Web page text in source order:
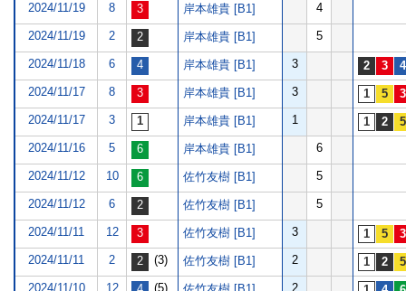
2024/11/19 8 岸本雄貴 [B1] 4
2024/11/19 2 岸本雄貴 [B1] 5
2024/11/18 6 岸本雄貴 [B1] 3
2024/11/17 8 岸本雄貴 [B1] 3
2024/11/17 3 岸本雄貴 [B1] 1
2024/11/16 5 岸本雄貴 [B1] 6
2024/11/12 10 佐竹友樹 [B1] 5
2024/11/12 6 佐竹友樹 [B1] 5
2024/11/11 12 佐竹友樹 [B1] 3
2024/11/11 2 (3) 佐竹友樹 [B1] 2
2024/11/10 12 (5) 2